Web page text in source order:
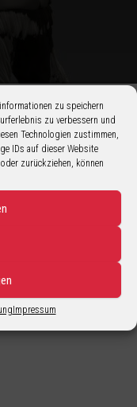
zu speichern
zu verbessern und
Technologien zustimmen,
IDs auf dieser Website
zurückziehen, können
Impressum
Jahr.